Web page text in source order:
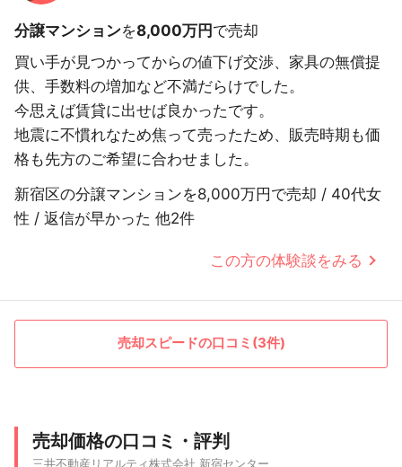
分譲マンションを8,000万円で売却
買い手が見つかってからの値下げ交渉、家具の無償提
供、手数料の増加など不満だらけでした。
今思えば賃貸に出せば良かったです。
地震に不慣れなため焦って売ったため、販売時期も価
格も先方のご希望に合わせました。
新宿区の分譲マンションを8,000万円で売却 / 40代女
性 / 返信が早かった 他2件
この方の体験談をみる
売却スピードの口コミ(3件)
売却価格の口コミ・評判
三井不動産リアルティ株式会社 新宿センター